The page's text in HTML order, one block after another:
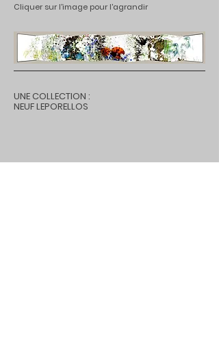
Cliquer sur l'image pour l'agrandir
UNE COLLECTION :
NEUF LEPORELLOS